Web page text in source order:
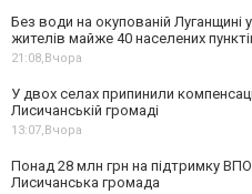
Без води на окупованій Луганщині
жителів майже 40 населених
21:08, Вчора
У двох селах припинили
Лисичанській громаді
13:07, Вчора
Понад 28 млн грн на підтримку
Лисичанська громада